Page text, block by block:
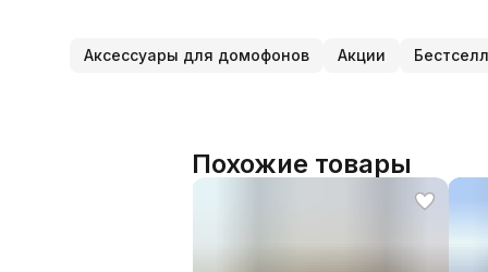
Аксессуары для домофонов Акции
Похожие товары